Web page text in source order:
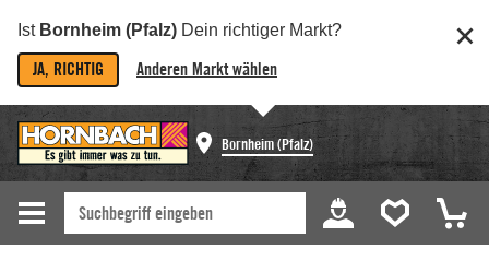
Ist Bornheim (Pfalz) Dein richtiger Markt?
JA, RICHTIG Anderen Markt wählen
Bornheim (Pfalz)